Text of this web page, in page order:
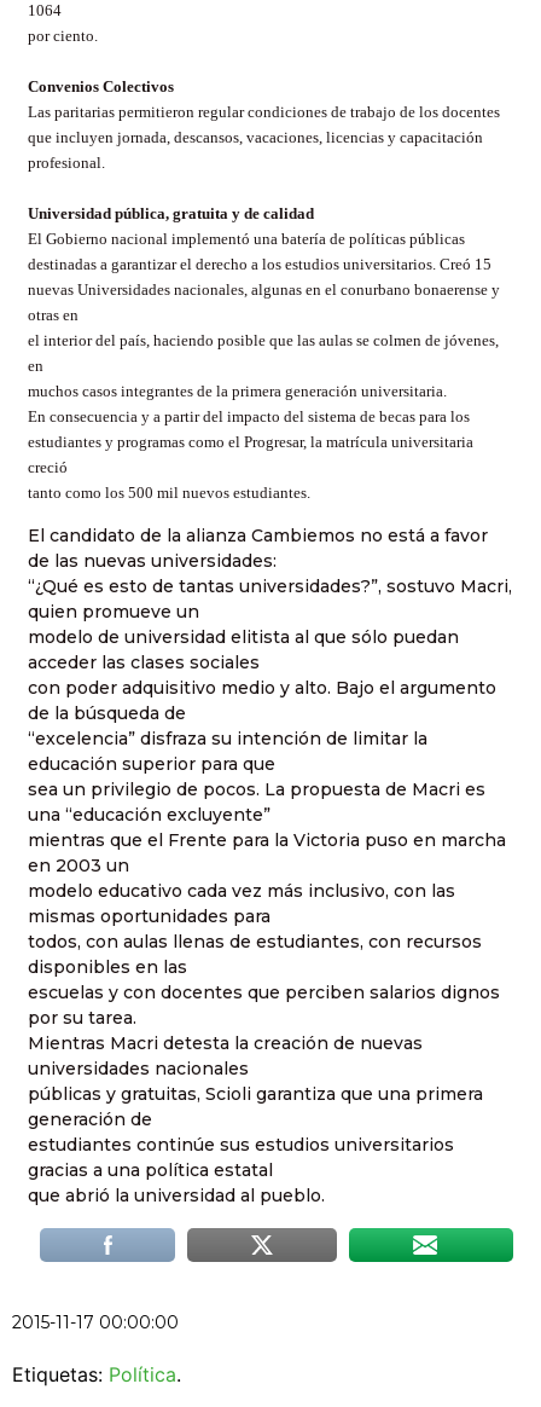
1064
por ciento.
Convenios Colectivos
Las paritarias permitieron regular condiciones de trabajo de los docentes
que incluyen jornada, descansos, vacaciones, licencias y capacitación
profesional.
Universidad pública, gratuita y de calidad
El Gobierno nacional implementó una batería de políticas públicas
destinadas a garantizar el derecho a los estudios universitarios. Creó 15
nuevas Universidades nacionales, algunas en el conurbano bonaerense y
otras en
el interior del país, haciendo posible que las aulas se colmen de jóvenes,
en
muchos casos integrantes de la primera generación universitaria.
En consecuencia y a partir del impacto del sistema de becas para los
estudiantes y programas como el Progresar, la matrícula universitaria
creció
tanto como los 500 mil nuevos estudiantes.
El candidato de la alianza Cambiemos no está a favor
de las nuevas universidades:
“¿Qué es esto de tantas universidades?”, sostuvo Macri,
quien promueve un
modelo de universidad elitista al que sólo puedan
acceder las clases sociales
con poder adquisitivo medio y alto. Bajo el argumento
de la búsqueda de
“excelencia” disfraza su intención de limitar la
educación superior para que
sea un privilegio de pocos. La propuesta de Macri es
una “educación excluyente”
mientras que el Frente para la Victoria puso en marcha
en 2003 un
modelo educativo cada vez más inclusivo, con las
mismas oportunidades para
todos, con aulas llenas de estudiantes, con recursos
disponibles en las
escuelas y con docentes que perciben salarios dignos
por su tarea.
Mientras Macri detesta la creación de nuevas
universidades nacionales
públicas y gratuitas, Scioli garantiza que una primera
generación de
estudiantes continúe sus estudios universitarios
gracias a una política estatal
que abrió la universidad al pueblo.
2015-11-17 00:00:00
Etiquetas: Política.